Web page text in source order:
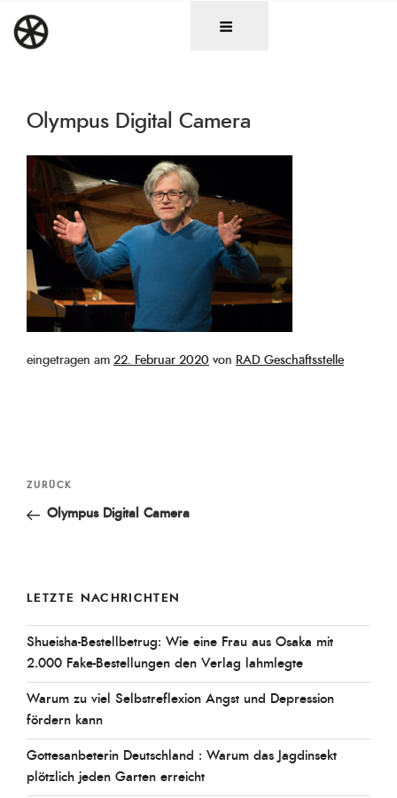
Inhalt
springen
Olympus Digital Camera
eingetragen am Veröffentlicht
22. Februar 2020 von RAD Geschäftsstelle
Beitragsnavigation
Vorheriger
Beitrag
ZURÜCK
Olympus Digital Camera
LETZTE NACHRICHTEN
Shueisha-Bestellbetrug: Wie eine Frau aus Osaka mit
2.000 Fake-Bestellungen den Verlag lahmlegte
Warum zu viel Selbstreflexion Angst und Depression
fördern kann
Gottesanbeterin Deutschland : Warum das Jagdinsekt
plötzlich jeden Garten erreicht